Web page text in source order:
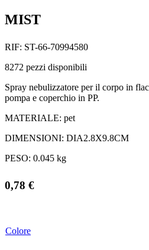
MIST
RIF: ST-66-70994580
8272 pezzi disponibili
Spray nebulizzatore per il corpo in
pompa e coperchio in PP.
MATERIALE: pet
DIMENSIONI: DIA2.8X9.8CM
PESO: 0.045 kg
0,78 €
Colore